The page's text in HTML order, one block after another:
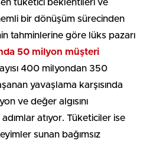
tüketici beklentileri ve
bir dönüşüm sürecinden
tahminlerine göre lüks pazarı
50 milyon müşteri
400 milyondan 350
yavaşlama karşısında
ve değer algısını
atıyor. Tüketiciler ise
sunan bağımsız